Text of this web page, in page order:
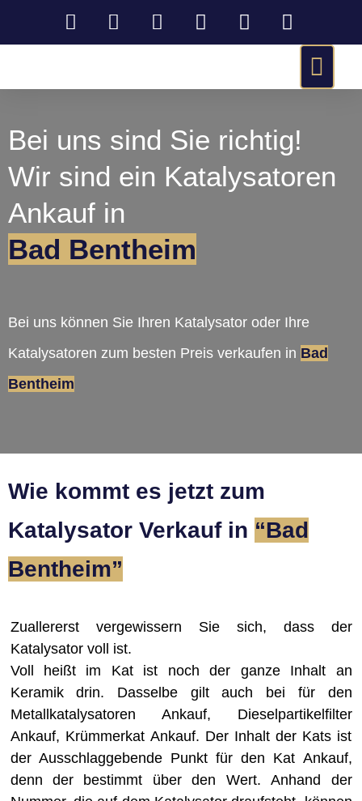
Bei uns sind Sie richtig!
Wir sind ein Katalysatoren
Ankauf in
Bad Bentheim
Bei uns können Sie Ihren Katalysator oder Ihre
Katalysatoren zum besten Preis verkaufen in Bad
Bentheim
Wie kommt es jetzt zum
Katalysator Verkauf in “Bad
Bentheim”
Zuallererst vergewissern Sie sich, dass der
Katalysator voll ist.
Voll heißt im Kat ist noch der ganze Inhalt an
Keramik drin. Dasselbe gilt auch bei für den
Metallkatalysatoren Ankauf, Dieselpartikelfilter
Ankauf, Krümmerkat Ankauf. Der Inhalt der Kats ist
der Ausschlaggebende Punkt für den Kat Ankauf,
denn der bestimmt über den Wert. Anhand der